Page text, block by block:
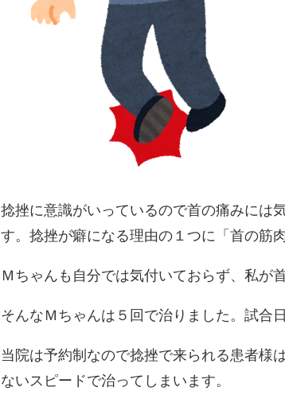
捻挫に意識がいっているので首の痛みには
す。捻挫が癖になる理由の１つに「首の筋
Ｍちゃんも自分では気付いておらず、私が
そんなＭちゃんは５回で治りました。試合
当院は予約制なので捻挫で来られる患者様
ないスピードで治ってしまいます。